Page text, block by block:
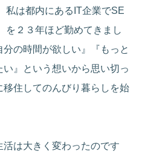
私は都内にあるIT企業でSE
を２３年ほど勤めてきまし
の時間が欲しい』『もっと
』という想いから思い切っ
移住してのんびり暮らしを始
は大きく変わったのです